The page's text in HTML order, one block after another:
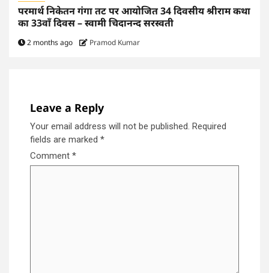
परमार्थ निकेतन गंगा तट पर आयोजित 34 दिवसीय श्रीराम कथा
का 33वाँ दिवस – स्वामी चिदानन्द सरस्वती
2 months ago Pramod Kumar
Leave a Reply
Your email address will not be published. Required
fields are marked *
Comment *